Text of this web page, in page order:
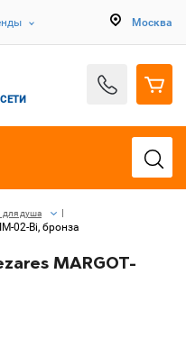
Москва
для душа
02-Bi, бронза
MARGOT-